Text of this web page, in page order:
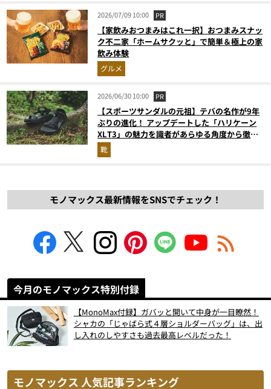
2026/07/09 10:00 PR
【家飲みおつまみはこれ一択】おつまみスナッ
ク不二家「ホームサクッと」で簡単＆極上の家
飲み体験
グルメ
2026/06/30 10:00 PR
【スポーツサンダルの元祖】テバの名作が9年
ぶりの進化！ アップデートした「ハリケーン
XLT3」の魅力を識者があらゆる角度から徹底
解説！
靴
モノマックス最新情報をSNSでチェック！
今月のモノマックス特別付録
【MonoMax付録】ガバッと開いて中身が一目瞭然！
シャカの「じゃばら式４層ショルダーバッグ」は、出
し入れのしやすさも過去最高レベルだった！
モノマックス 人気記事ランキング